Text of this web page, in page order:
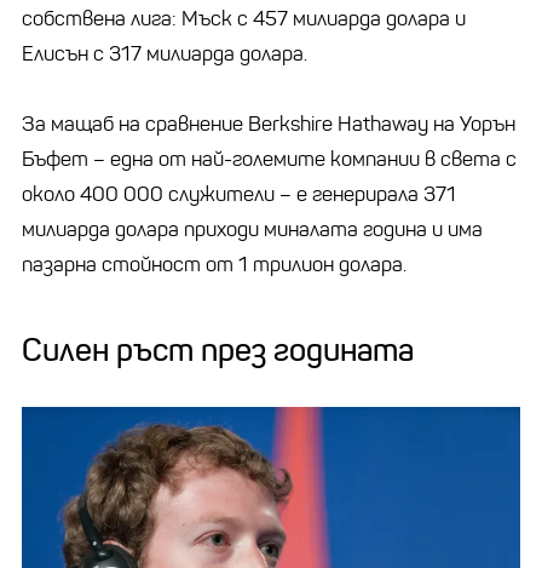
собствена лига: Мъск с 457 милиарда долара и
Елисън с 317 милиарда долара.
За мащаб на сравнение Berkshire Hathaway на Уорън
Бъфет – една от най-големите компании в света с
около 400 000 служители – е генерирала 371
милиарда долара приходи миналата година и има
пазарна стойност от 1 трилион долара.
Силен ръст през годината